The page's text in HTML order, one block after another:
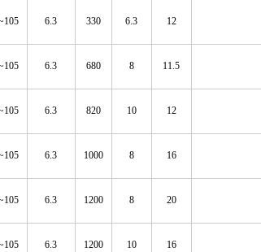
6.3 330 6.3 12
6.3 680 8 11.5
6.3 820 10 12
6.3 1000 8 16
6.3 1200 8 20
6.3 1200 10 16